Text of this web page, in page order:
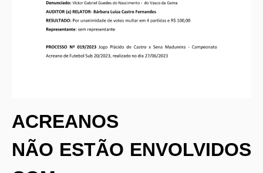
ACREANOS
NÃO ESTÃO ENVOLVIDOS